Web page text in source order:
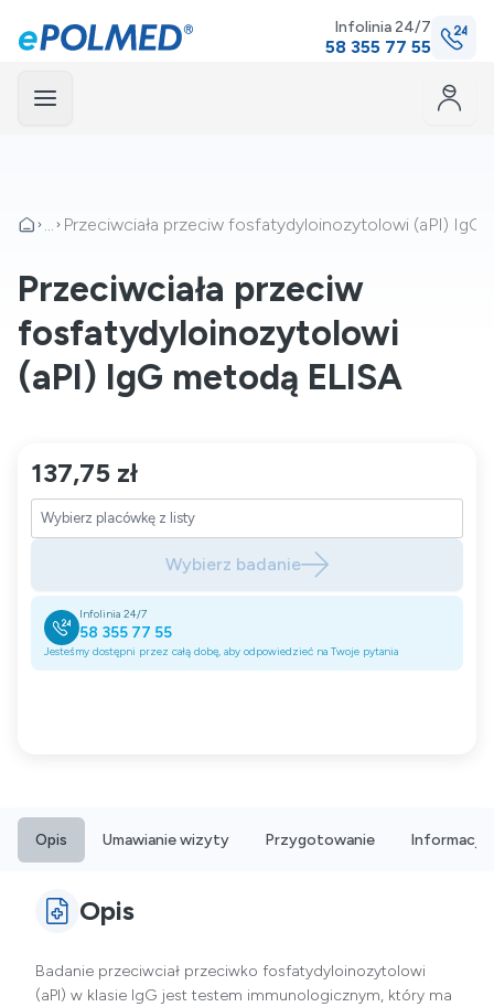
Infolinia 24/7
58 355 77 55
... Przeciwciała przeciw fosfatydyloinozytolowi (aPI) IgG
Przeciwciała przeciw
fosfatydyloinozytolowi
(aPI) IgG metodą ELISA
137,75 zł
Wybierz badanie
Infolinia 24/7
58 355 77 55
Jesteśmy dostępni przez całą dobę, aby odpowiedzieć na Twoje pytania
Opis Umawianie wizyty Przygotowanie Informacje
Opis
Badanie przeciwciał przeciwko fosfatydyloinozytolowi
(aPI) w klasie IgG jest testem immunologicznym, który ma